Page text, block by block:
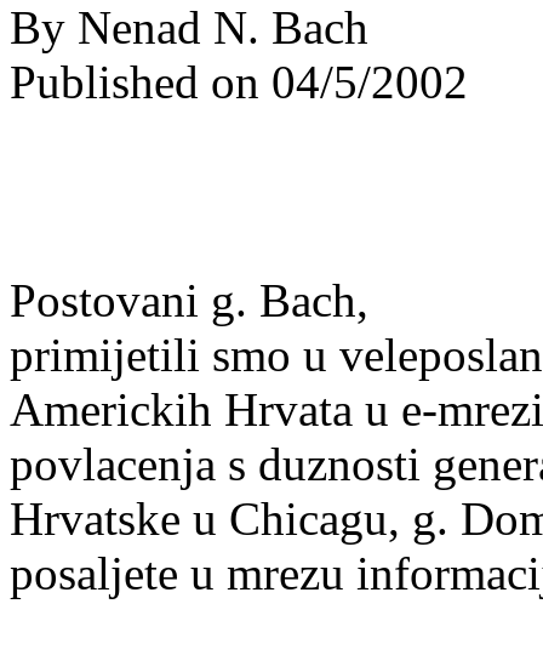
By Nenad N. Bach
Published on 04/5/2002
Postovani g. Bach,
primijetili smo u
Americkih Hrvata u e-
povlacenja s duznosti
Hrvatske u Chicagu, g.
posaljete u mrezu